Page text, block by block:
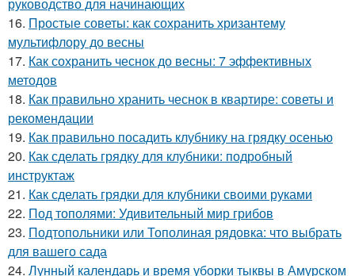
руководство для начинающих
16. Простые советы: как сохранить хризантему
мультифлору до весны
17. Как сохранить чеснок до весны: 7 эффективных
методов
18. Как правильно хранить чеснок в квартире: советы и
рекомендации
19. Как правильно посадить клубнику на грядку осенью
20. Как сделать грядку для клубники: подробный
инструктаж
21. Как сделать грядки для клубники своими руками
22. Под тополями: Удивительный мир грибов
23. Подтопольники или Тополиная рядовка: что выбрать
для вашего сада
24. Лунный календарь и время уборки тыквы в Амурском